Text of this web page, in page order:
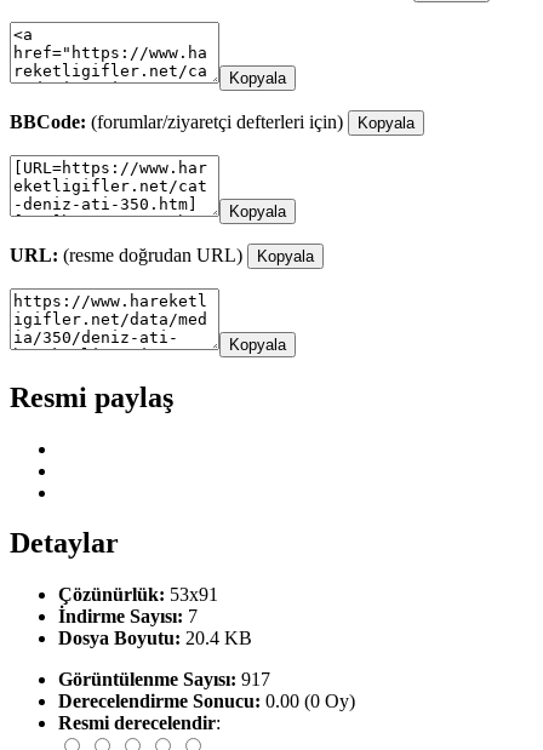
Kopyala
BBCode: (forumlar/ziyaretçi defterleri için) Kopyala
Kopyala
URL: (resme doğrudan URL) Kopyala
Kopyala
Resmi paylaş
Detaylar
Çözünürlük: 53x91
İndirme Sayısı: 7
Dosya Boyutu: 20.4 KB
Görüntülenme Sayısı: 917
Derecelendirme Sonucu: 0.00 (0 Oy)
Resmi derecelendir: